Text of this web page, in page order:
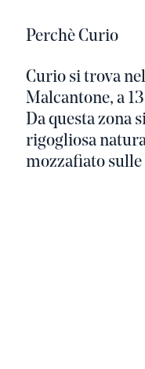
Perchè Curio
Curio si trova
Malcantone, a
Da questa zona
rigogliosa
mozzafiato